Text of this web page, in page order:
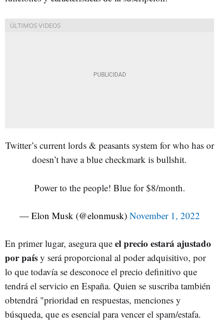
Twitter’s current lords & peasants system for who has or
doesn’t have a blue checkmark is bullshit.
Power to the people! Blue for $8/month.
— Elon Musk (@elonmusk) November 1, 2022
En primer lugar, asegura que el precio estará ajustado
por país y será proporcional al poder adquisitivo, por
lo que todavía se desconoce el precio definitivo que
tendrá el servicio en España. Quien se suscriba también
obtendrá "prioridad en respuestas, menciones y
búsqueda, que es esencial para vencer el spam/estafa.